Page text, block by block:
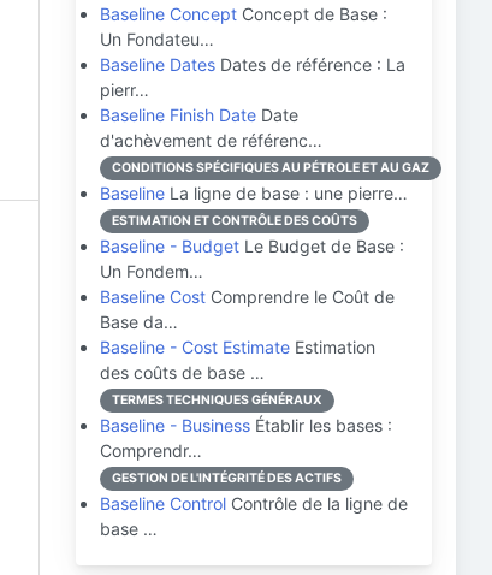
Baseline Concept Concept de Base :
Un Fondateu…
Baseline Dates Dates de référence : La
pierr…
Baseline Finish Date Date
d'achèvement de référenc…
CONDITIONS SPÉCIFIQUES AU PÉTROLE ET AU GAZ
Baseline La ligne de base : une pierre…
ESTIMATION ET CONTRÔLE DES COÛTS
Baseline - Budget Le Budget de Base :
Un Fondem…
Baseline Cost Comprendre le Coût de
Base da…
Baseline - Cost Estimate Estimation
des coûts de base …
TERMES TECHNIQUES GÉNÉRAUX
Baseline - Business Établir les bases :
Comprendr…
GESTION DE L'INTÉGRITÉ DES ACTIFS
Baseline Control Contrôle de la ligne de
base …